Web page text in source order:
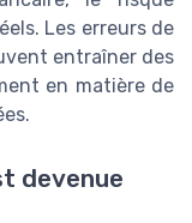
Les erreurs de
entraîner des
en matière de
devenue